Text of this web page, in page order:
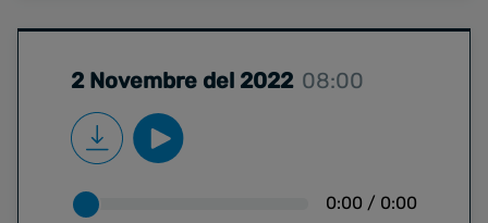
2 Novembre del 2022 08:00
0:00 / 0:00